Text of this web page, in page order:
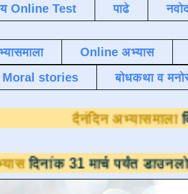
Online Test पाढे
Online अभ्यास
stories
बोधकथा व
मार्च पर्यंत डाउनलोडसाठी